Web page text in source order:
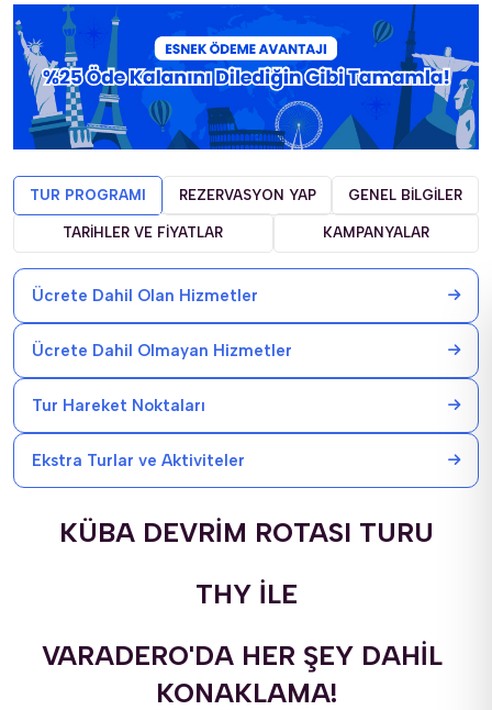
TUR PROGRAMI REZERVASYON YAP GENEL BİLGİLER
TARİHLER VE FİYATLAR KAMPANYALAR
Ücrete Dahil Olan Hizmetler
Ücrete Dahil Olmayan Hizmetler
Tur Hareket Noktaları
Ekstra Turlar ve Aktiviteler
KÜBA DEVRİM ROTASI TURU
THY İLE
VARADERO'DA HER ŞEY DAHİL
KONAKLAMA!